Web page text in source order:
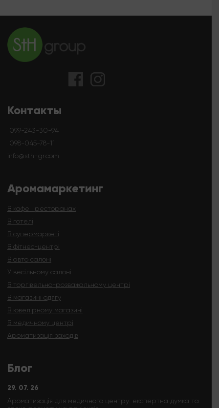
Контакты
099-243-30-94
098-045-78-11
info@sth-gr.com
Аромамаркетинг
В кафе і ресторанах
В готелі
В супермаркеті
В фітнес-центрі
В авто салоні
У весільному салоні
В торгівельно-розважальному центрі
В магазині одягу
В ювелірному магазині
В медичному центрі
Ароматизація заходів
Блог
29. 07. 26
Ароматизація для медичного центру: експертна думка та